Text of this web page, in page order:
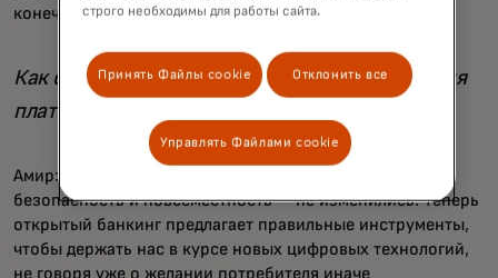
конечным пользователям.
Как открытый банкинг усиливает предложения
платформ i2c?
Амир: Основные принципы платежей — удобство,
безопасность и повсеместность — не изменились. Теперь
открытый банкинг предлагает правильные инструменты,
чтобы держать нас в курсе новых цифровых технологий,
не говоря уже о желании потребителя иначе
строго необходимы для работы сайта.
Принять Файлы cookie Отклонить все
Управлять Файлами cookie